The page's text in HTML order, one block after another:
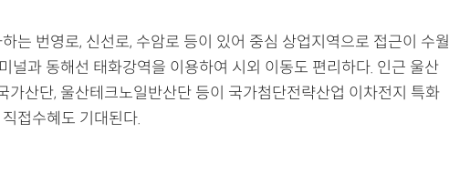
는 번영로, 신선로, 수암로 등이 있어 중심 상업지역으로 접근이 수월
널과 동해선 태화강역을 이용하여 시외 이동도 편리하다. 인근 울산
가산단, 울산테크노일반산단 등이 국가첨단전략산업 이차전지 특화
접수혜도 기대된다.